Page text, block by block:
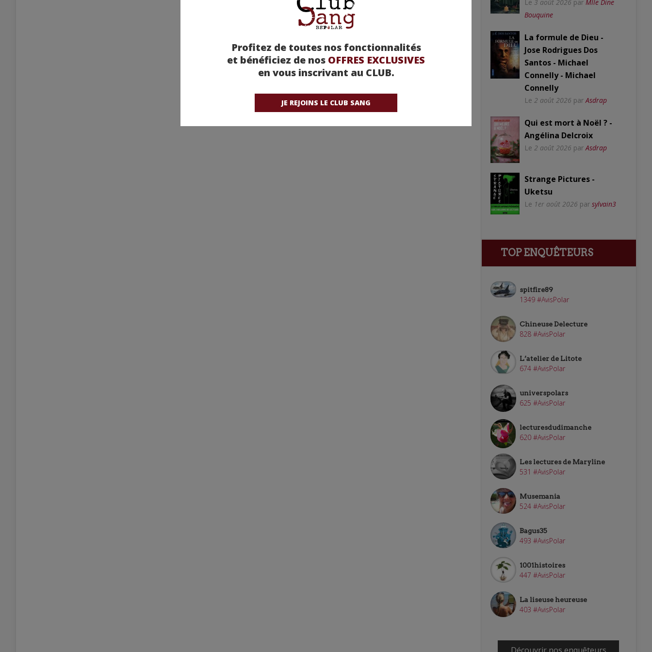
Profitez de toutes nos fonctionnalités
et bénéficiez de nos OFFRES EXCLUSIVES
en vous inscrivant au CLUB.
JE REJOINS LE CLUB SANG
Le 3 août 2026 par Mlle Dine
Bouquine
La formule de Dieu -
Jose Rodrigues Dos
Santos - Michael
Connelly - Michael
Connelly
Le 2 août 2026 par Asdrap
Qui est mort à Noël ? -
Angélina Delcroix
Le 2 août 2026 par Asdrap
Strange Pictures -
Uketsu
Le 1er août 2026 par sylvain3
TOP ENQUÊTEURS
spitfire89
1349 #AvisPolar
Chineuse Delecture
828 #AvisPolar
L’atelier de Litote
674 #AvisPolar
universpolars
625 #AvisPolar
lecturesdudimanche
620 #AvisPolar
Les lectures de Maryline
531 #AvisPolar
Musemania
524 #AvisPolar
Bagus35
493 #AvisPolar
1001histoires
447 #AvisPolar
La liseuse heureuse
403 #AvisPolar